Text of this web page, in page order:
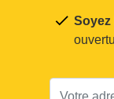
Soyez